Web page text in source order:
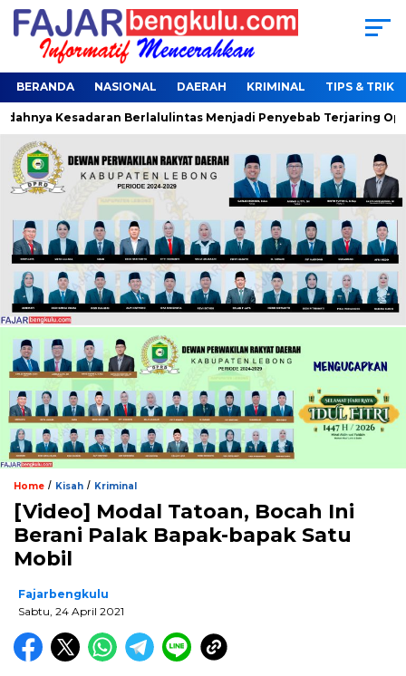
BERANDA NASIONAL DAERAH KRIMINAL TIPS & TRIK
Kesadaran Berlalulintas Menjadi Penyebab Terjaring
Home / Kisah / Kriminal
[Video] Modal Tatoan, Bocah Ini
Berani Palak Bapak-bapak Satu
Mobil
Fajarbengkulu
Sabtu, 24 April 2021